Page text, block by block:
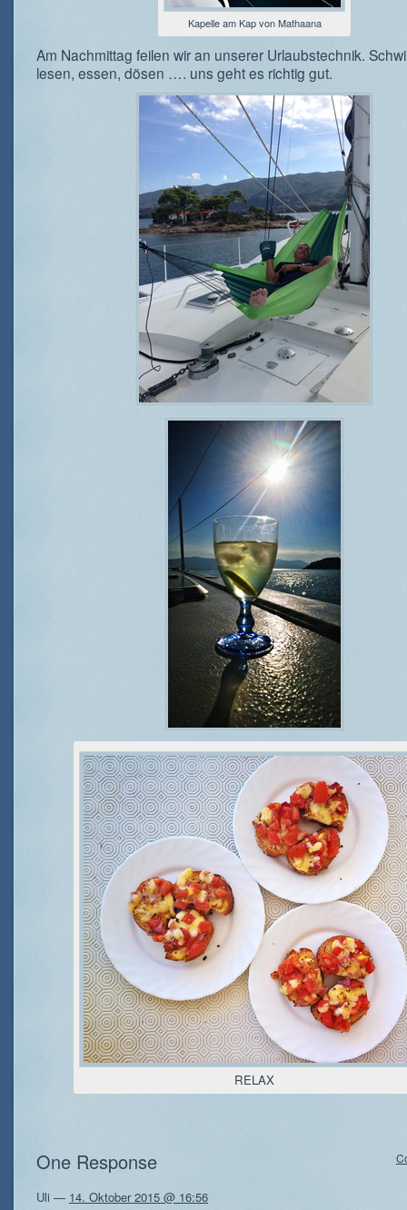
Kapelle am Kap von Mathaana
Am Nachmittag feilen wir an unserer Urlaubstechnik.
lesen, essen, dösen …. uns geht es richtig gut.
RELAX
One Response
Uli — 14. Oktober 2015 @ 16:56